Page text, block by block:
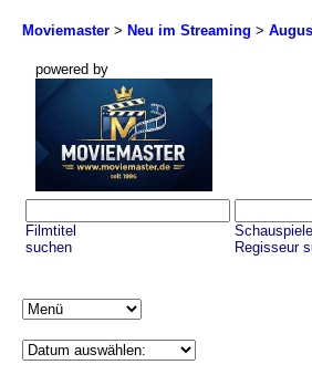
Moviemaster > Neu im Streaming >
powered by
Filmtitel
suchen
Regisseur